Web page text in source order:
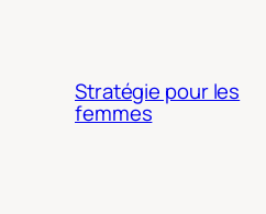
Stratégie pour les
femmes